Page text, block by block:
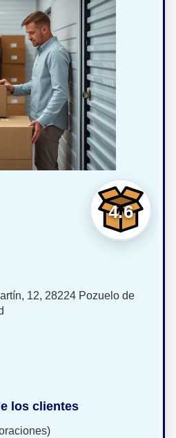
4.6
12, 28224 Pozuelo de
los clientes